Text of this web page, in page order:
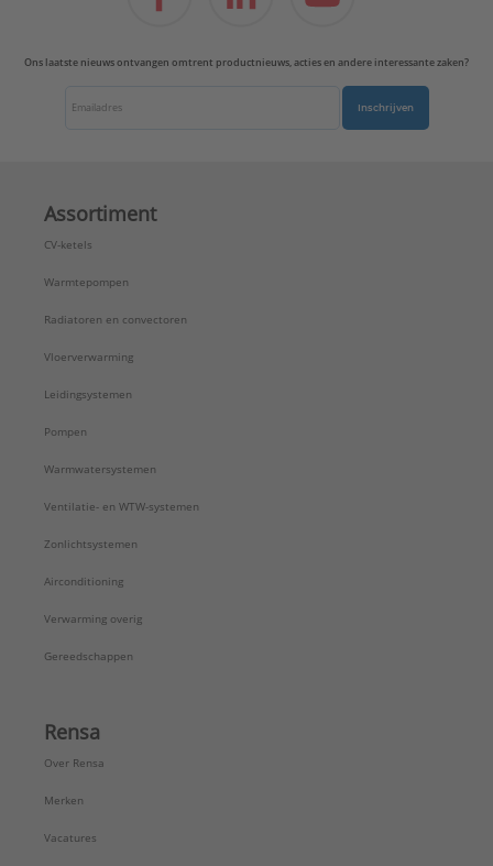
Ons laatste nieuws ontvangen omtrent productnieuws, acties en andere interessante zaken?
Inschrijven
Assortiment
CV-ketels
Warmtepompen
Radiatoren en convectoren
Vloerverwarming
Leidingsystemen
Pompen
Warmwatersystemen
Ventilatie- en WTW-systemen
Zonlichtsystemen
Airconditioning
Verwarming overig
Gereedschappen
Rensa
Over Rensa
Merken
Vacatures